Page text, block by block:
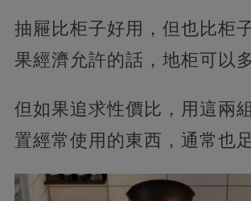
抽屜比柜子好用，但也比柜
果經濟允許的話，地柜可以
但如果追求性價比，用這兩
置經常使用的東西，通常也